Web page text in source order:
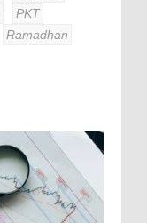
PKT
Ramadhan